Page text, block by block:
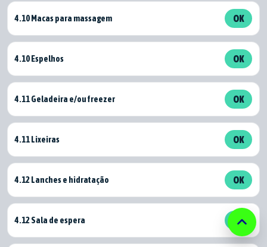
4.10 Macas para massagem OK
4.10 Espelhos OK
4.11 Geladeira e/ou freezer OK
4.11 Lixeiras OK
4.12 Lanches e hidratação OK
4.12 Sala de espera OK
keyboard_arrow_up